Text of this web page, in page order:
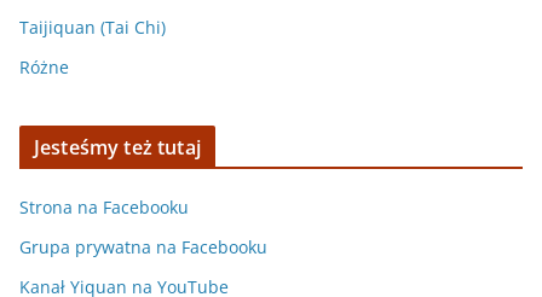
Taijiquan (Tai Chi)
Różne
Jesteśmy też tutaj
Strona na Facebooku
Grupa prywatna na Facebooku
Kanał Yiquan na YouTube